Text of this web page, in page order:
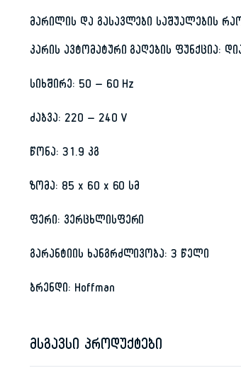
მარილის და გასავლები საშუალების
კარის ავტომატური გაღების ფუნქცია:
სიხშირე: 50 – 60 Hz
ძაბვა: 220 – 240 V
წონა: 31.9 კგ
ზომა: 85 x 60 x 60 სმ
ფერი: ვერცხლისფერი
გარანტიის ხანგრძლივობა: 3 წელი
ბრენდი: Hoffman
მსგავსი პროდუქტები